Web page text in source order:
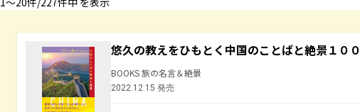
悠久の教えをひもとく中国のことばと絶景１００
BOOKS 旅の名言＆絶景
2022.12.15 発売